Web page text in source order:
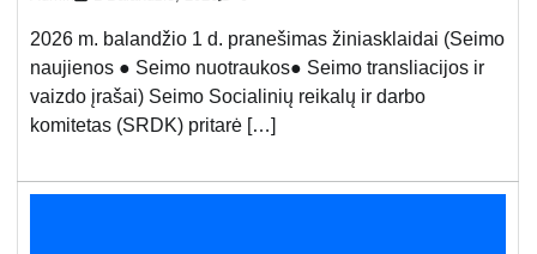
2026 m. balandžio 1 d. pranešimas žiniasklaidai (Seimo
naujienos ● Seimo nuotraukos● Seimo transliacijos ir
vaizdo įrašai) Seimo Socialinių reikalų ir darbo
komitetas (SRDK) pritarė […]